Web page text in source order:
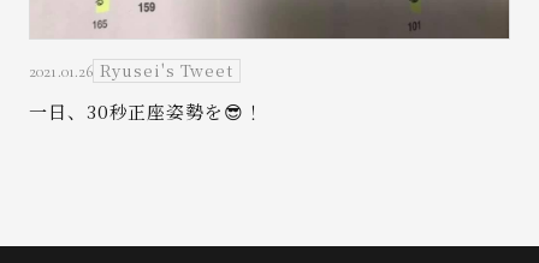
2021.01.26 Ryusei's Tweet
一日、30秒正座姿勢を😎！